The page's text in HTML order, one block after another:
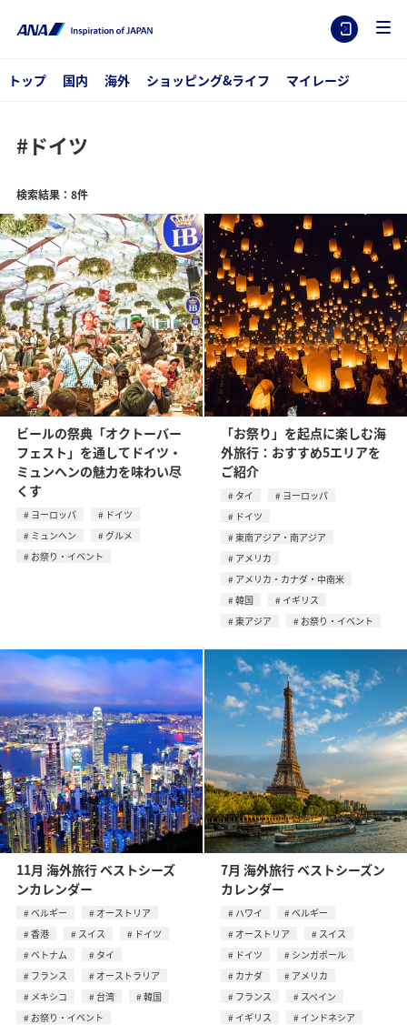
トップ 国内 海外 ショッピング&ライフ マイレージ
#ドイツ
検索結果：8件
ビールの祭典「オクトーバー
フェスト」を通してドイツ・
ミュンヘンの魅力を味わい尽
くす
ヨーロッパ
ドイツ
ミュンヘン
グルメ
お祭り・イベント
「お祭り」を起点に楽しむ海
外旅行：おすすめ5エリアを
ご紹介
タイ
ヨーロッパ
ドイツ
東南アジア・南アジア
アメリカ
アメリカ・カナダ・中南米
韓国
イギリス
東アジア
お祭り・イベント
11月 海外旅行 ベストシーズ
ンカレンダー
ベルギー
オーストリア
香港
スイス
ドイツ
ベトナム
タイ
フランス
オーストラリア
メキシコ
台湾
韓国
お祭り・イベント
7月 海外旅行 ベストシーズン
カレンダー
ハワイ
ベルギー
オーストリア
スイス
ドイツ
シンガポール
カナダ
アメリカ
フランス
スペイン
イギリス
インドネシア